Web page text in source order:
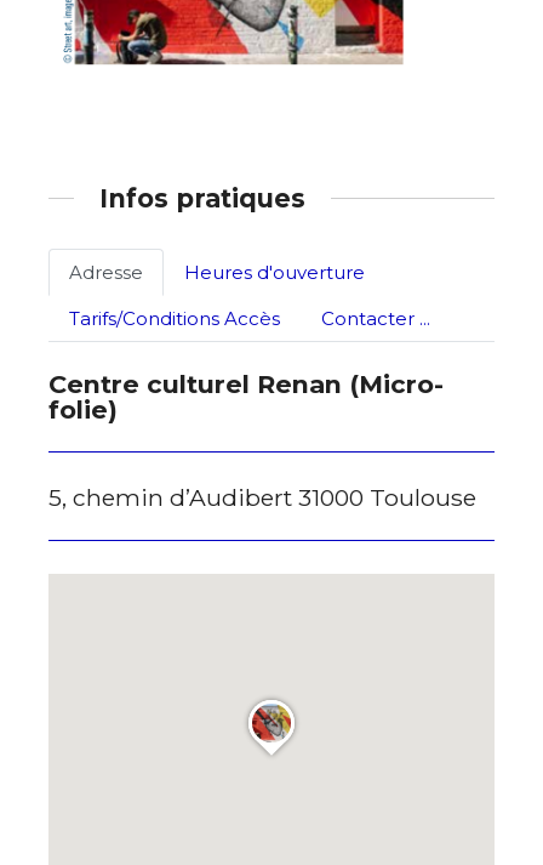
Adresse email*
Statut / Organisation
J'accepte les termes et conditions
Adresse email*
Nom
Prénom
Statut / Organisation
Infos pratiques
Adresse
Heures d'ouverture
Tarifs/Conditions Accès
Contacter ...
Centre culturel Renan (Micro-
folie)
5, chemin d’Audibert 31000 Toulouse